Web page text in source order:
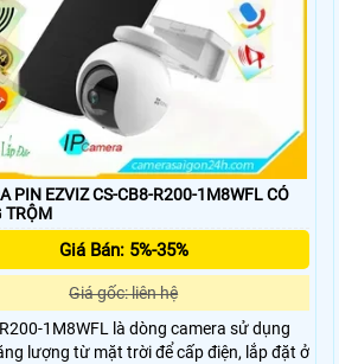
PIN EZVIZ CS-CB8-R200-1M8WFL CÓ
TRỘM
Giá Bán: 5%-35%
Giá gốc: liên hệ
1M8WFL là dòng camera sử dụng
lượng từ mặt trời để cấp điện, lắp đặt ở